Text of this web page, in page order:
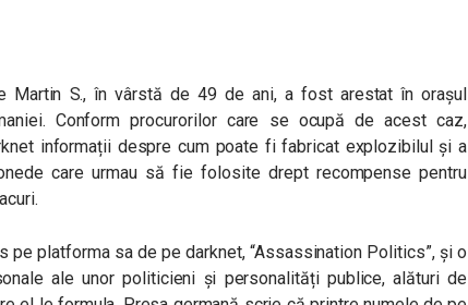
Martin S., în vârstă de 49 de ani, a fost arestat în orașul
Conform procurorilor care se ocupă de acest caz,
informații despre cum poate fi fabricat explozibilul și a
care urmau să fie folosite drept recompense pentru
pe platforma sa de pe darknet, “Assassination Politics”, și o
ale unor politicieni și personalități publice, alături de